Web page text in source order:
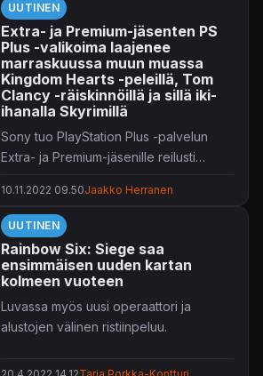
UUTINEN
Extra- ja Premium-jäsenten PS
Plus -valikoima laajenee
marraskuussa muun muassa
Kingdom Hearts -peleillä, Tom
Clancy -räiskinnöillä ja sillä iki-
ihanalla Skyrimillä
Sony tuo PlayStation Plus -palvelun
Extra- ja Premium-jäsenille reilusti
10.11.2022 09.50Jaakko Herranen
UUTINEN
Rainbow Six: Siege saa
ensimmäisen uuden kartan
kolmeen vuoteen
Luvassa myös uusi operaattori ja
alustojen välinen ristiinpeluu.